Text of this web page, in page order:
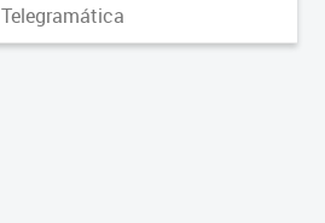
Telegramática